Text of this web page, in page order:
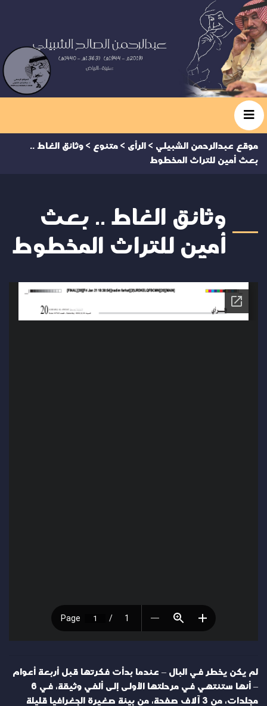
موقع عبدالرحمن الشبيلي > الرأى > متنوع > وثائق الغاط ..
بعث أمين للتراث المخطوط
وثائق الغاط .. بعث
أمين للتراث المخطوط
لم يكن يخطر في البال – عندما بدأت فكرتها قبل أربعة أعوام
– أنها ستنتهي في مرحلتها الأولى إلى ألفي وثيقة، في 6
مجلدات، من 3 آلاف صفحة، من بيئة صغيرة الجغرافيا قليلة